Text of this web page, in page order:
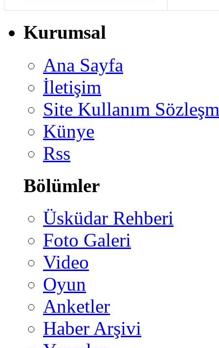
Kurumsal
Ana Sayfa
İletişim
Site Kullanım
Künye
Rss
Bölümler
Üsküdar Rehberi
Foto Galeri
Video
Oyun
Anketler
Haber Arşivi